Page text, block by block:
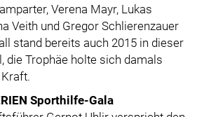
Verena Mayr, Lukas
Veith und Gregor Schlierenzauer
stand bereits auch 2015 in dieser
die Trophäe holte sich damals
Sporthilfe-Gala